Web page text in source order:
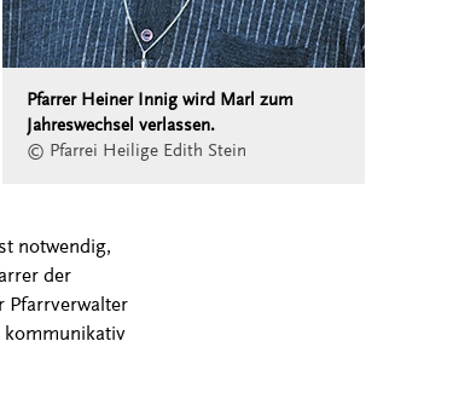
Pfarrer Heiner Innig wird Marl zum
Jahreswechsel verlassen.
© Pfarrei Heilige Edith Stein
notwendig,
der
Pfarrverwalter
kommunikativ